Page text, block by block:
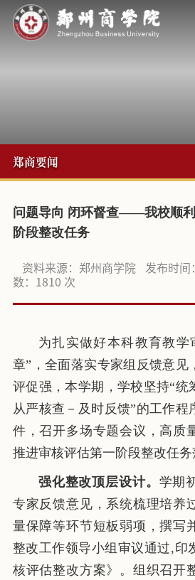
郑商要闻
问题导向 闭环督查——我校顺
阶段整改任务
资料来源：郑州商学院 发布时间
数：
1810 次
为扎实做好本科教育教学
章”，全面落实专家组反馈意见
评促强，本学期，学校坚持“统
从严核查－及时反馈”的工作程
件，召开多场专题会议，高质
推进审核评估第一阶段整改任务
强化整改顶层设计。 学期
专家反馈意见，系统梳理培养
量保障等环节短板弱项，撰写
整改工作领导小组审议通过,印
核评估整改方案》。组织召开